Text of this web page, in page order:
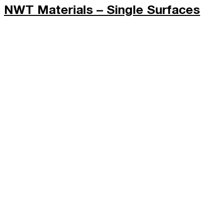
NWT Materials – Single Surfaces